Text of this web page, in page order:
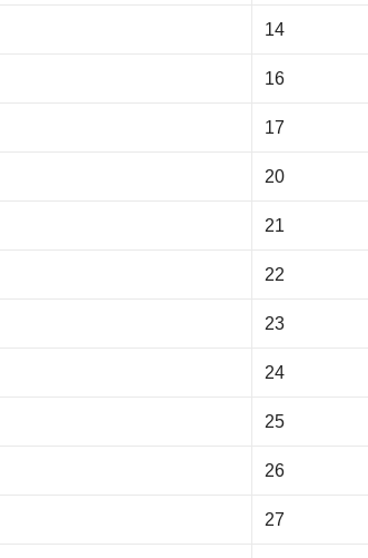
14
16
17
20
21
22
23
24
25
26
27